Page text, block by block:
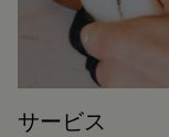
サービス